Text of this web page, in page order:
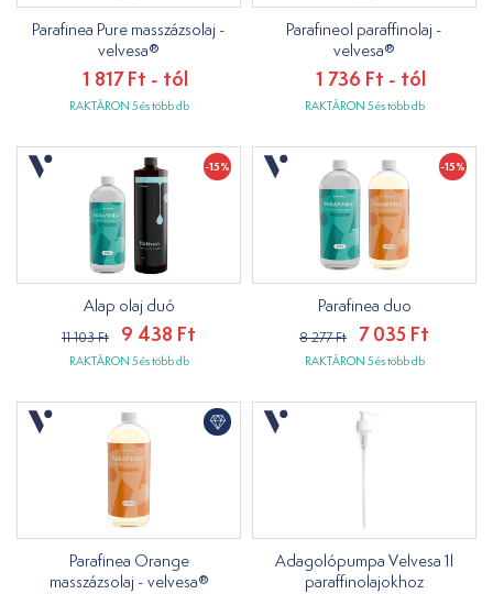
Parafinea Pure masszázsolaj -
velvesa®
1 817 Ft - tól
RAKTÁRON 5 és több db
Parafineol paraffinolaj -
velvesa®
1 736 Ft - tól
RAKTÁRON 5 és több db
-15%
Alap olaj duó
11 103 Ft 9 438 Ft
RAKTÁRON 5 és több db
-15%
Parafinea duo
8 277 Ft 7 035 Ft
RAKTÁRON 5 és több db
Parafinea Orange
masszázsolaj - velvesa®
Adagolópumpa Velvesa 1l
paraffinolajokhoz